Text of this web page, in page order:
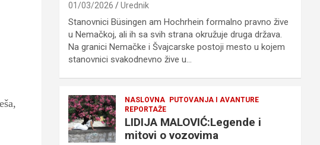
01/03/2026 Urednik
Stanovnici Büsingen am Hochrhein formalno pravno žive
u Nemačkoj, ali ih sa svih strana okružuje druga država.
Na granici Nemačke i Švajcarske postoji mesto u kojem
stanovnici svakodnevno žive u…
NASLOVNA
PUTOVANJA I AVANTURE
REPORTAŽE
LIDIJA MALOVIĆ:Legende i
mitovi o vozovima